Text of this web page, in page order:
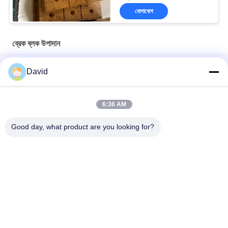
যোগাযোগ
ব্রেক ব্লক উপাদান
তেল ভাল ড্রিলিং রোড ব্রেক ব্লক বোনা ব্রেক লাইনিং ড্রিলিং মেশিনের জন্য
অ্যাসবেস্ট মুক্ত বোনা ব্রেক আস্তরণ বোনা ব্রেক ব্লক বোনা ব্রেক প্যাড তেল পুঁজ খনির
David
6:36 AM
Good day, what product are you looking for?